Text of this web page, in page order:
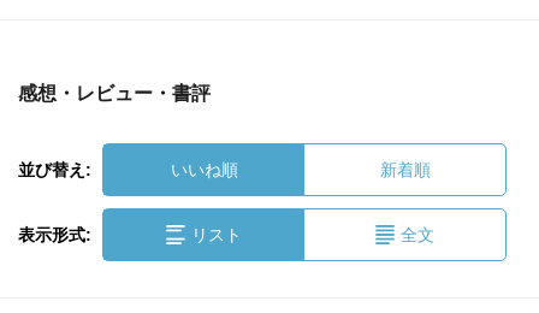
感想・レビュー・書評
並び替え: いいね順 新着順
表示形式: リスト 全文